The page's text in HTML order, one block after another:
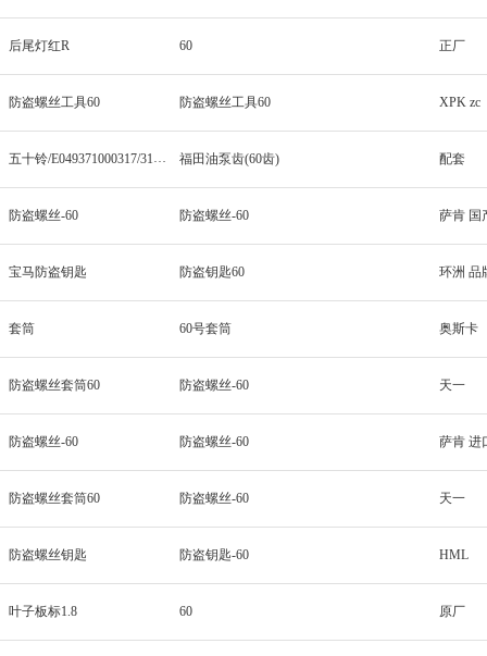
后尾灯红R 60 正厂
防盗螺丝工具60 防盗螺丝工具60 XPK zc
五十铃/E049371000317/31000206 福田油泵齿(60齿) 配套
防盗螺丝-60 防盗螺丝-60 萨肯 国
宝马防盗钥匙 防盗钥匙60 环洲 品
套筒 60号套筒 奥斯卡
防盗螺丝套筒60 防盗螺丝-60 天一
防盗螺丝-60 防盗螺丝-60 萨肯 进
防盗螺丝套筒60 防盗螺丝-60 天一
防盗螺丝钥匙 防盗钥匙-60 HML
叶子板标1.8 60 原厂